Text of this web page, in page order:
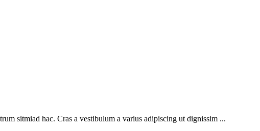
sitmiad hac. Cras a vestibulum a varius adipiscing ut dignissim ...